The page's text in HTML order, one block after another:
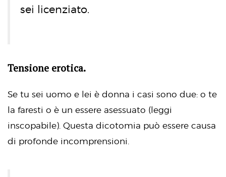
sei licenziato.
Tensione erotica.
Se tu sei uomo e lei è donna i casi sono due: o te
la faresti o è un essere asessuato (leggi
inscopabile). Questa dicotomia può essere causa
di profonde incomprensioni.